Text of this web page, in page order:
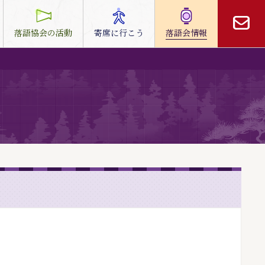
落語協会の活動 寄席に行こう 落語会情報